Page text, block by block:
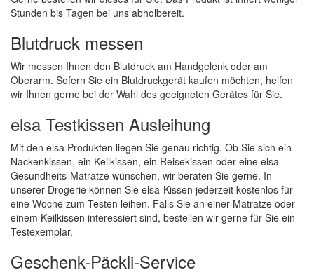
Stunden bis Tagen bei uns abholbereit.
Blutdruck messen
Wir messen Ihnen den Blutdruck am Handgelenk oder am
Oberarm. Sofern Sie ein Blutdruckgerät kaufen möchten, helfen
wir Ihnen gerne bei der Wahl des geeigneten Gerätes für Sie.
elsa Testkissen Ausleihung
Mit den elsa Produkten liegen Sie genau richtig. Ob Sie sich ein
Nackenkissen, ein Keilkissen, ein Reisekissen oder eine elsa-
Gesundheits-Matratze wünschen, wir beraten Sie gerne. In
unserer Drogerie können Sie elsa-Kissen jederzeit kostenlos für
eine Woche zum Testen leihen. Falls Sie an einer Matratze oder
einem Keilkissen interessiert sind, bestellen wir gerne für Sie ein
Testexemplar.
Geschenk-Päckli-Service